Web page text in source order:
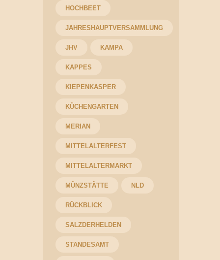
HOCHBEET
JAHRESHAUPTVERSAMMLUNG
JHV KAMPA
KAPPES
KIEPENKASPER
KÜCHENGARTEN
MERIAN
MITTELALTERFEST
MITTELALTERMARKT
MÜNZSTÄTTE NLD
RÜCKBLICK
SALZDERHELDEN
STANDESAMT